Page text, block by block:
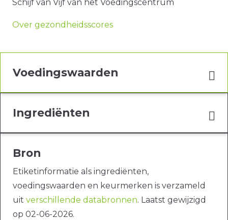
Schijf van Vijf van het Voedingscentrum
Over gezondheidsscores
Voedingswaarden
Ingrediënten
Bron
Etiketinformatie als ingrediënten,
voedingswaarden en keurmerken is verzameld
uit verschillende databronnen. Laatst gewijzigd
op 02-06-2026.